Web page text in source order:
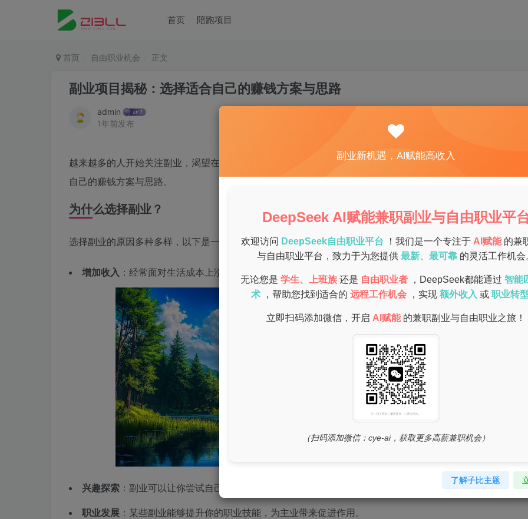
首页 陪跑项目
首页 自由职业机会 正文
副业项目揭秘：选择适合自己的赚钱方案与思路
admin
1年前发布
越来越多的人开始关注副业，渴望在主业之外找到额外的收入来源。本文将揭秘多种副业项目，帮助你选择适
自己的赚钱方案与思路。
为什么选择副业？
选择副业的原因多种多样，以下是一些常见的原因：
增加收入 ：经常面对生活成本上涨，副业能帮助你在财务上更为灵活。
兴趣探索 ：副业可以让你尝试自己感兴趣的领域，发掘新的技能。
职业发展 ：某些副业能够提升你的职业技能，为主业带来促进作用。
副业新机遇，AI赋能高收入
DeepSeek AI赋能兼职副业与自由职业平
欢迎访问 DeepSeek自由职业平台 ！我们是一个专注于 AI赋能 的兼
与自由职业平台，致力于为您提供 最新、最可靠 的灵活工作机会
无论您是 学生、上班族 还是 自由职业者 ，DeepSeek都能通过 智能
术
，帮助您找到适合的 远程工作机会 ，实现 额外收入 或 职业转
立即扫码添加微信，开启 AI赋能 的兼职副业与自由职业之旅！
（扫码添加微信：cye-ai，获取更多高薪兼职机会）
了解子比主题